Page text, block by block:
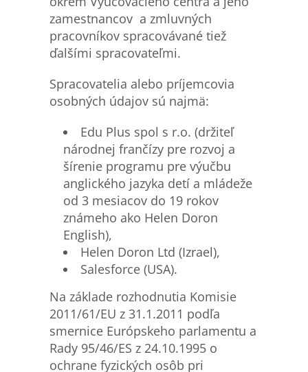
zamestnancov a zmluvných
pracovníkov spracovávané tiež
ďalšími spracovateľmi.
Spracovatelia alebo príjemcovia
osobných údajov sú najmä:
Edu Plus spol s r.o. (držiteľ
národnej frančízy pre rozvoj a
šírenie programu pre výučbu
anglického jazyka detí a mládeže
od 3 mesiacov do 19 rokov
známeho ako Helen Doron
English),
Helen Doron Ltd (Izrael),
Salesforce (USA).
Na základe rozhodnutia Komisie
2011/61/EU z 31.1.2011 podľa
smernice Európskeho parlamentu a
Rady 95/46/ES z 24.10.1995 o
ochrane fyzických osôb pri